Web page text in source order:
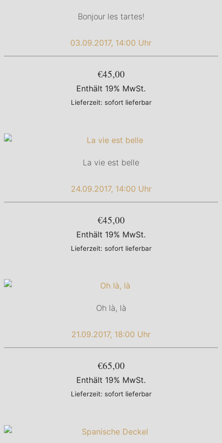
Bonjour les tartes!
03.09.2017, 14:00 Uhr
€45,00
Enthält 19% MwSt.
Lieferzeit: sofort lieferbar
La vie est belle
24.09.2017, 14:00 Uhr
€45,00
Enthält 19% MwSt.
Lieferzeit: sofort lieferbar
Oh là, là
21.09.2017, 18:00 Uhr
€65,00
Enthält 19% MwSt.
Lieferzeit: sofort lieferbar